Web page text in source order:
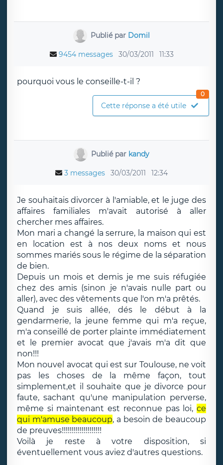
Publié par Domil
9454 messages 30/03/2011 11:33
pourquoi vous le conseille-t-il ?
Cette réponse a été utile
0
Publié par kandy
3 messages 30/03/2011 12:34
Je souhaitais divorcer à l'amiable, et le juge des
affaires familiales m'avait autorisé à aller
chercher mes affaires.
Mon mari a changé la serrure, la maison qui est
en location est à nos deux noms et nous
sommes mariés sous le régime de la séparation
de bien.
Depuis un mois et demis je me suis réfugiée
chez des amis (sinon je n'avais nulle part ou
aller), avec des vêtements que l'on m'a prêtés.
Quand je suis allée, dés le début à la
gendarmerie, la jeune femme qui m'a reçue,
m'a conseillé de porter plainte immédiatement
et le premier avocat que j'avais m'a dit que
non!!!
Mon nouvel avocat qui est sur Toulouse, ne voit
pas les choses de la même façon, tout
simplement,et il souhaite que je divorce pour
faute, sachant qu'une manipulation perverse,
même si maintenant est reconnue pas loi, ce
qui m'amuse beaucoup, a besoin de beaucoup
de preuves!!!!!!!!!!!!!!!!!!!!
Voilà je reste à votre disposition, si
éventuellement vous aviez d'autres questions.